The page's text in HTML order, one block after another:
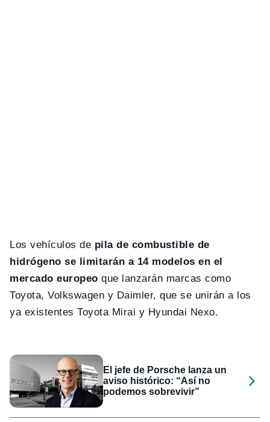
Los vehículos de pila de combustible de
hidrógeno se limitarán a 14 modelos en el
mercado europeo que lanzarán marcas como
Toyota, Volkswagen y Daimler, que se unirán a los
ya existentes Toyota Mirai y Hyundai Nexo.
El jefe de Porsche lanza un
aviso histórico: “Así no
podemos sobrevivir”